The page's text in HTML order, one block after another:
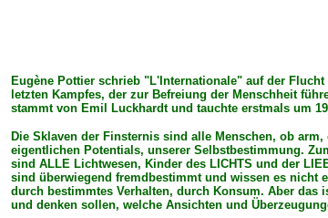
Eugène Pottier schrieb "L'Internationale" auf der
letzten Kampfes, der zur Befreiung der Menschheit
stammt von Emil Luckhardt und tauchte erstmals um
Die Sklaven der Finsternis sind alle Menschen, ob
eigentlichen Potentials, unserer Selbstbestimmung.
sind ALLE Lichtwesen, Kinder des LICHTS und der
sind überwiegend fremdbestimmt und wissen es nicht
durch bestimmtes Verhalten, durch Konsum. Aber das
und denken sollen, welche Ansichten und